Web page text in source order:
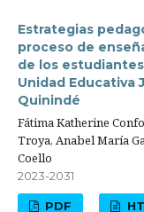
Estrategias
proceso de
de los
Unidad Educativa
Quinindé
Fátima Katherine
Troya, Anabel María
Coello
2023-2031
PDF